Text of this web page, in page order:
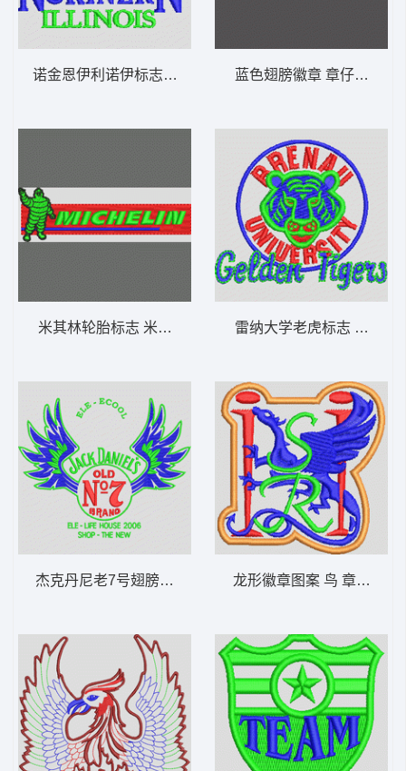
诺金恩伊利诺伊标志 狼 章仔标志布贴徽章
米其林轮胎标志 米其林 michelin 章仔标志
杰克丹尼老7号翅膀标志 章仔标志布贴徽章男
蓝色翅膀徽章 章仔标志布
龙形徽章图案 鸟